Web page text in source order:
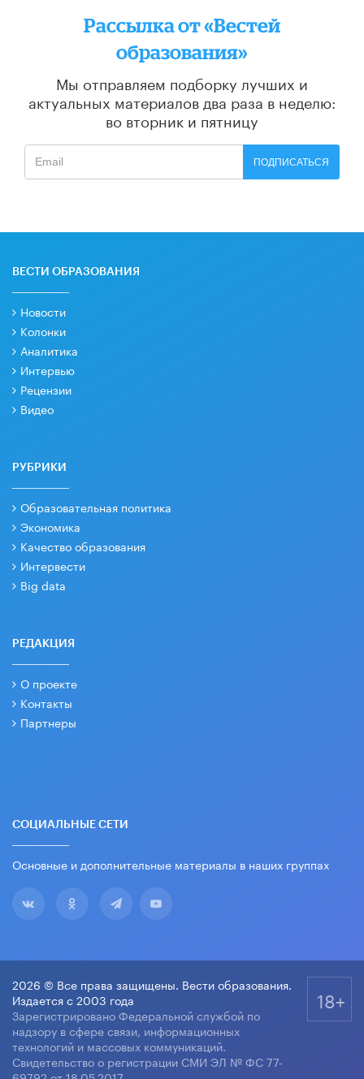
Рассылка от «Вестей
образования»
Мы отправляем подборку лучших и
актуальных материалов два раза в неделю:
во вторник и пятницу
ПОДПИСАТЬСЯ
ВЕСТИ ОБРАЗОВАНИЯ
Новости
Колонки
Аналитика
Интервью
Рецензии
Видео
РУБРИКИ
Образовательная политика
Экономика
Качество образования
Интервести
Big data
РЕДАКЦИЯ
О проекте
Контакты
Партнеры
СОЦИАЛЬНЫЕ СЕТИ
Основные и дополнительные материалы в наших группах
2026 © Все права защищены. Вести образования.
Издается с 2003 года
Зарегистрировано Федеральной службой по
надзору в сфере связи, информационных
технологий и массовых коммуникаций.
Свидетельство о регистрации СМИ ЭЛ № ФС 77-
18+